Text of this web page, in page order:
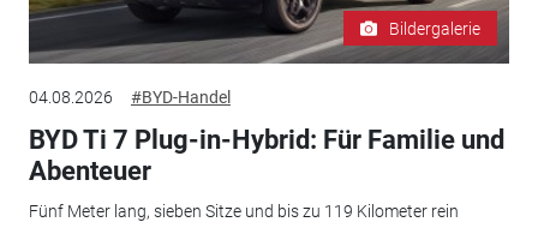
Bildergalerie
04.08.2026 #BYD-Handel
BYD Ti 7 Plug-in-Hybrid: Für Familie und
Abenteuer
Fünf Meter lang, sieben Sitze und bis zu 119 Kilometer rein